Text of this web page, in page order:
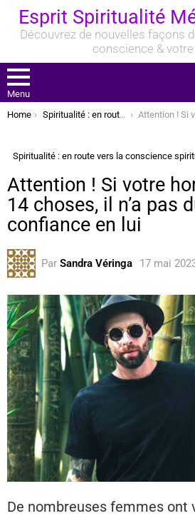
Esprit Spiritualité
Découvrez de nouvelles façons
conscience &
Menu
You are here:
Home Spiritualité : en route vers la conscience spirituelle Attention ! Si votre homme fait ces 14 choses, il n’a pas du
Spiritualité : en route vers la conscience
Attention ! Si votre
14 choses, il n’a pas
confiance en lui
Par Sandra Véringa 17 mai
De nombreuses femmes ont